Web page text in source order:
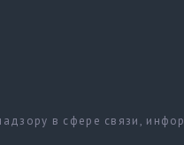
в сфере связи,